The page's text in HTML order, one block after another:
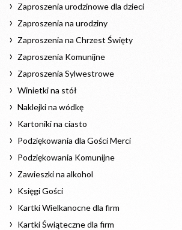
Zaproszenia urodzinowe dla dzieci
Zaproszenia na urodziny
Zaproszenia na Chrzest Święty
Zaproszenia Komunijne
Zaproszenia Sylwestrowe
Winietki na stół
Naklejki na wódkę
Kartoniki na ciasto
Podziękowania dla Gości Merci
Podziękowania Komunijne
Zawieszki na alkohol
Księgi Gości
Kartki Wielkanocne dla firm
Kartki Świąteczne dla firm